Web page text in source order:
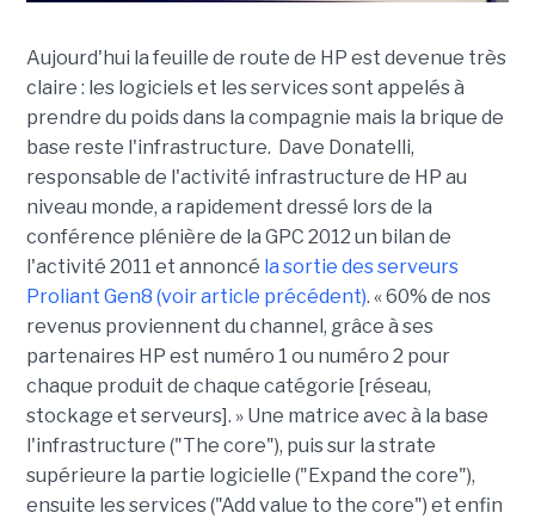
Aujourd'hui la feuille de route de HP est devenue très
claire : les logiciels et les services sont appelés à
prendre du poids dans la compagnie mais la brique de
base reste l'infrastructure. Dave Donatelli,
responsable de l'activité infrastructure de HP au
niveau monde, a rapidement dressé lors de la
conférence plénière de la GPC 2012 un bilan de
l'activité 2011 et annoncé la sortie des serveurs
Proliant Gen8 (voir article précédent). « 60% de nos
revenus proviennent du channel, grâce à ses
partenaires HP est numéro 1 ou numéro 2 pour
chaque produit de chaque catégorie [réseau,
stockage et serveurs]. » Une matrice avec à la base
l'infrastructure ("The core"), puis sur la strate
supérieure la partie logicielle ("Expand the core"),
ensuite les services ("Add value to the core") et enfin